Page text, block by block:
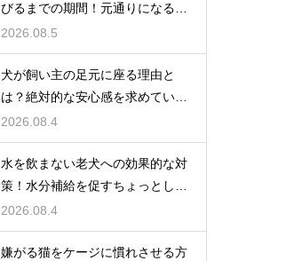
びるまでの期間！元通りになるの
か
2026.08.5
犬が飼い主の足元に座る理由と
は？絶対的な安心感を求めている
心理
2026.08.4
水を飲まない老犬への効果的な対
策！水分補給を促すちょっとした
工夫
2026.08.4
嫌がる猫をケージに慣れさせる方